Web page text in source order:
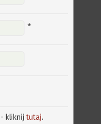
*
- kliknijtutaj.